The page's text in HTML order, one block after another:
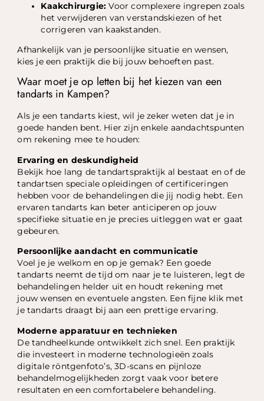
Kaakchirurgie: Voor complexere ingrepen zoals
het verwijderen van verstandskiezen of het
corrigeren van kaakstanden.
Afhankelijk van je persoonlijke situatie en wensen,
kies je een praktijk die bij jouw behoeften past.
Waar moet je op letten bij het kiezen van een
tandarts in Kampen?
Als je een tandarts kiest, wil je zeker weten dat je in
goede handen bent. Hier zijn enkele aandachtspunten
om rekening mee te houden:
Ervaring en deskundigheid
Bekijk hoe lang de tandartspraktijk al bestaat en of de
tandartsen speciale opleidingen of certificeringen
hebben voor de behandelingen die jij nodig hebt. Een
ervaren tandarts kan beter anticiperen op jouw
specifieke situatie en je precies uitleggen wat er gaat
gebeuren.
Persoonlijke aandacht en communicatie
Voel je je welkom en op je gemak? Een goede
tandarts neemt de tijd om naar je te luisteren, legt de
behandelingen helder uit en houdt rekening met
jouw wensen en eventuele angsten. Een fijne klik met
je tandarts draagt bij aan een prettige ervaring.
Moderne apparatuur en technieken
De tandheelkunde ontwikkelt zich snel. Een praktijk
die investeert in moderne technologieën zoals
digitale röntgenfoto’s, 3D-scans en pijnloze
behandelmogelijkheden zorgt vaak voor betere
resultaten en een comfortabelere behandeling.